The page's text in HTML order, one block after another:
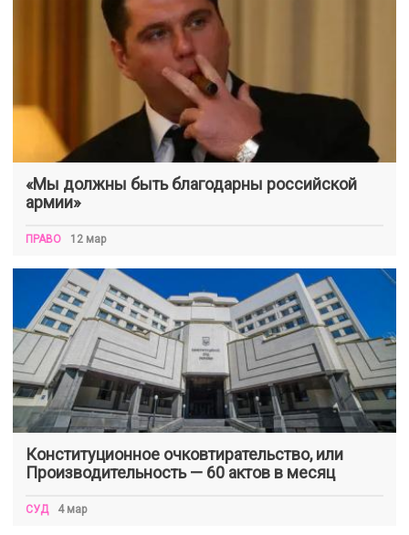
«Мы должны быть благодарны российской
армии»
ПРАВО 12 мар
Конституционное очковтирательство, или
Производительность — 60 актов в месяц
СУД 4 мар